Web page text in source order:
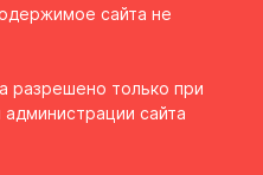
сайта не
разрешено только при
администрации сайта